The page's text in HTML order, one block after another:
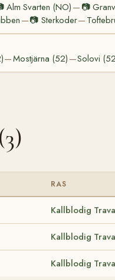
Alm Svarten (NO) — 📷
—📷 Sterkoder—
—Mostjärna (52) —Solovi
RAS
Kallblodig
Kallblodig
Kallblodig